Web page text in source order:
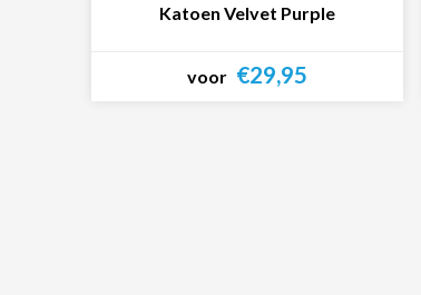
Katoen Velvet Purple
voor €29,95